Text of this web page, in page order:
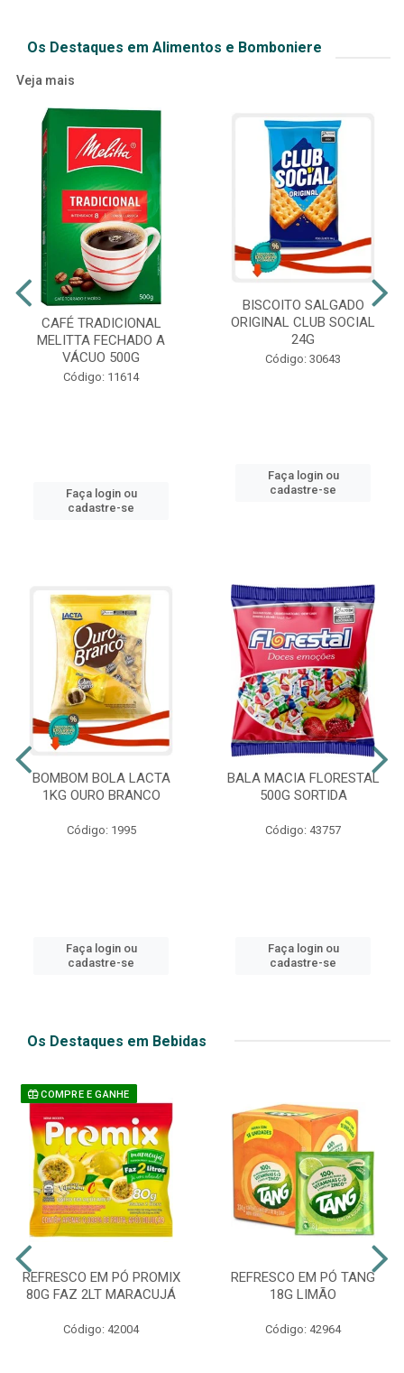
Os Destaques em Alimentos e Bomboniere
Veja mais
CAFÉ TRADICIONAL
MELITTA FECHADO A
VÁCUO 500G
Código: 11614
Faça login ou
cadastre-se
BISCOITO SALGADO
ORIGINAL CLUB SOCIAL
24G
Código: 30643
Faça login ou
cadastre-se
BOMBOM BOLA LACTA
1KG OURO BRANCO
Código: 1995
Faça login ou
cadastre-se
BALA MACIA FLORESTAL
500G SORTIDA
Código: 43757
Faça login ou
cadastre-se
Os Destaques em Bebidas
COMPRE E GANHE
REFRESCO EM PÓ PROMIX
80G FAZ 2LT MARACUJÁ
Código: 42004
REFRESCO EM PÓ TANG
18G LIMÃO
Código: 42964